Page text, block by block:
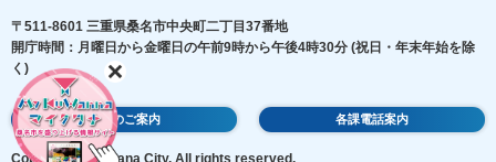
〒511-8601 三重県桑名市中央町二丁目37番地
開庁時間：月曜日から金曜日の午前9時から午後4時30分 (祝日・年末年始を除
く)
庁舎のご案内 各課電話案内
Copyright © Kuwana City. All rights reserved.